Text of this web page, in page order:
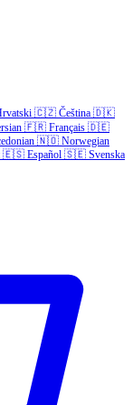
🇨🇿 Čeština 🇩🇰
🇫🇷 Français 🇩🇪
🇳🇴 Norwegian
🇪🇸 Español 🇸🇪 Svenska